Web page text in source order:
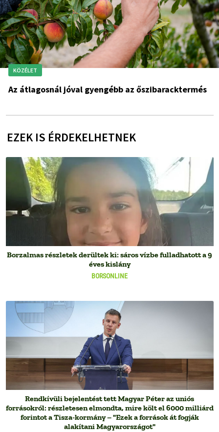
KÖZÉLET
Az átlagosnál jóval gyengébb az őszibaracktermés
EZEK IS ÉRDEKELHETNEK
BORSONLINE
Borzalmas részletek derültek ki: sáros vízbe fulladhatott a 9
éves kislány
Rendkívüli bejelentést tett Magyar Péter az uniós
forrásokról: részletesen elmondta, mire költ el 6000 milliárd
forintot a Tisza-kormány – "Ezek a források át fogják
alakítani Magyarországot"